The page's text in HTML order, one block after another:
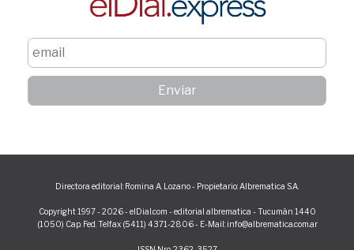
Directora editorial: Romina A. Lozano - Propietario: Albrematica S.A.
Copyright 1997 - 2026 - elDial.com - editorial albrematica - Tucumán 1440
(1050) Cap. Fed. Telfax (5411) 4371-2806 - E-Mail: info@albrematica.com.ar